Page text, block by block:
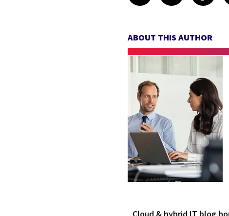
ABOUT THIS AUTHOR